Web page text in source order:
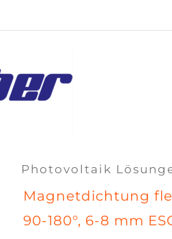
Photovoltaik
Magnetdichtung
90-180°, 6-8 mm